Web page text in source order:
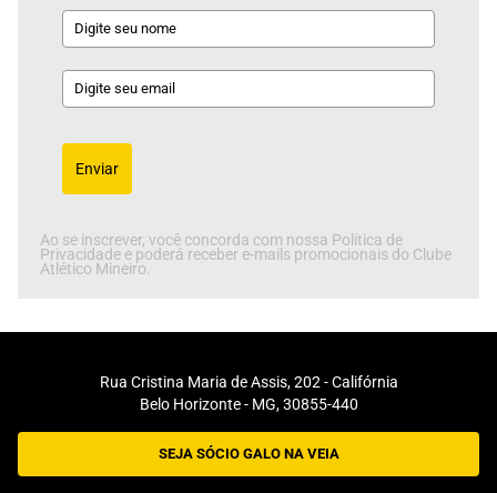
Enviar
Ao se inscrever, você concorda com nossa Política de
Privacidade e poderá receber e-mails promocionais do Clube
Atlético Mineiro.
Rua Cristina Maria de Assis, 202 - Califórnia
Belo Horizonte - MG, 30855-440
SEJA SÓCIO GALO NA VEIA